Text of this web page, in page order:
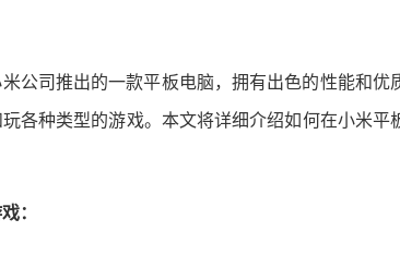
公司推出的一款平板电脑，拥有出色的性能和
各种类型的游戏。本文将详细介绍如何在小米
：